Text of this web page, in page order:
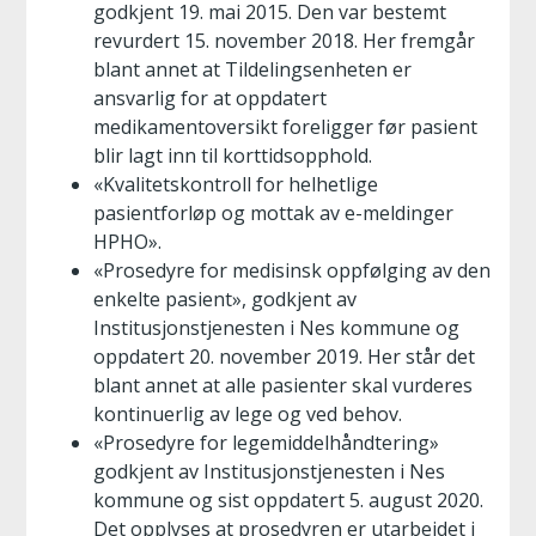
godkjent 19. mai 2015. Den var bestemt
revurdert 15. november 2018. Her fremgår
blant annet at Tildelingsenheten er
ansvarlig for at oppdatert
medikamentoversikt foreligger før pasient
blir lagt inn til korttidsopphold.
«Kvalitetskontroll for helhetlige
pasientforløp og mottak av e-meldinger
HPHO».
«Prosedyre for medisinsk oppfølging av den
enkelte pasient», godkjent av
Institusjonstjenesten i Nes kommune og
oppdatert 20. november 2019. Her står det
blant annet at alle pasienter skal vurderes
kontinuerlig av lege og ved behov.
«Prosedyre for legemiddelhåndtering»
godkjent av Institusjonstjenesten i Nes
kommune og sist oppdatert 5. august 2020.
Det opplyses at prosedyren er utarbeidet i